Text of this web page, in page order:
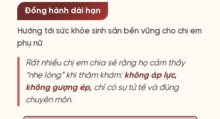
Đồng hành dài hạn
Hướng tới sức khỏe sinh sản bền vững cho chị em
phụ nữ
Rất nhiều chị em chia sẻ rằng họ cảm thấy
“nhẹ lòng” khi thăm khám: không áp lực,
không gượng ép, chỉ có sự tử tế và đúng
chuyên môn.